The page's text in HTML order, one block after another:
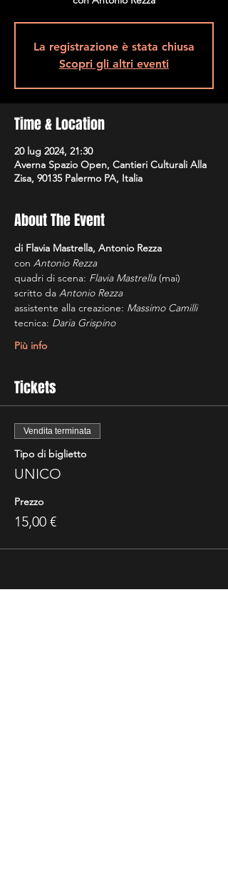
La registrazione è stata chiusa
Scopri gli altri eventi
Time & Location
20 lug 2024, 21:30
Averna Spazio Open, Cantieri Culturali Alla
Zisa, 90135 Palermo PA, Italia
About The Event
di Flavia Mastrella, Antonio Rezza
con Antonio Rezza
quadri di scena: Flavia Mastrella (mai)
scritto da Antonio Rezza
assistente alla creazione: Massimo Camilli
tecnica: Daria Grispino
Più info
Tickets
Vendita terminata
Tipo di biglietto
UNICO
Prezzo
15,00 €